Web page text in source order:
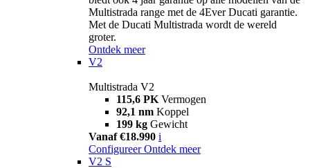
Multistrada range met de 4Ever Ducati garantie.
Met de Ducati Multistrada wordt de wereld
groter.
Ontdek meer
V2
Multistrada V2
115,6 PK Vermogen
92,1 nm Koppel
199 kg Gewicht
Vanaf €18.990 i
Configureer Ontdek meer
V2 S